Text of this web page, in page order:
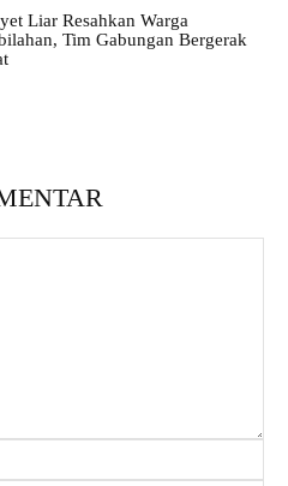
Liar Resahkan Warga
Tim Gabungan Bergerak